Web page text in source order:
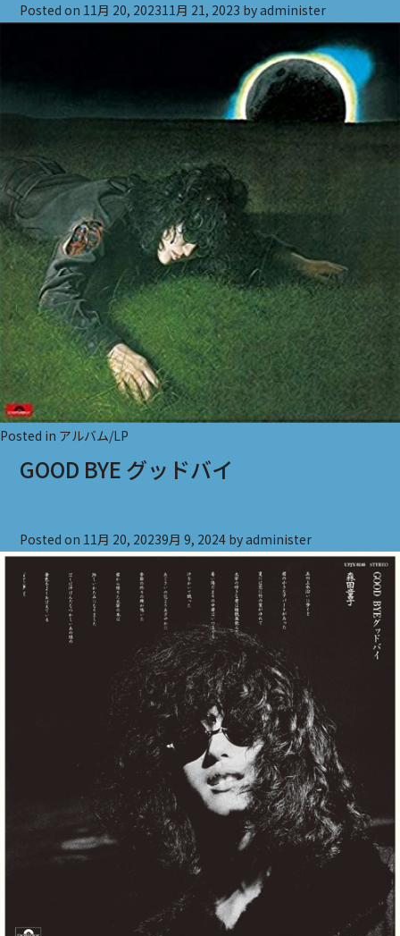
Posted on 11月 20, 202311月 21, 2023 byadminister
Posted in アルバム/LP
GOOD BYE グッドバイ
Posted on 11月 20, 20239月 9, 2024 byadminister